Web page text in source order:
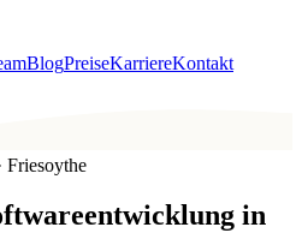
BlogPreiseKarriereKontakt
Friesoythe
in